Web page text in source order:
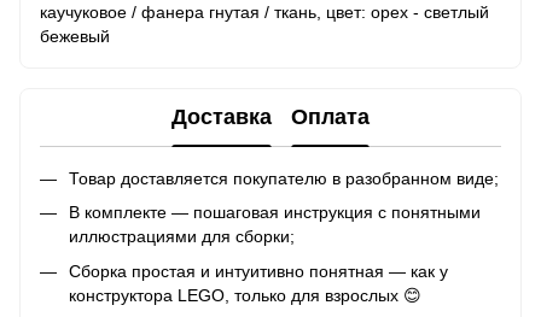
каучуковое / фанера гнутая / ткань, цвет: орех - светлый
бежевый
Доставка Оплата
Товар доставляется покупателю в разобранном виде;
В комплекте — пошаговая инструкция с понятными
иллюстрациями для сборки;
Сборка простая и интуитивно понятная — как у
конструктора LEGO, только для взрослых 😊